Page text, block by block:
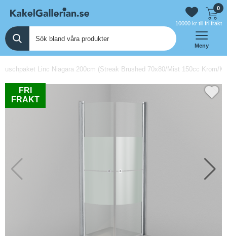
0
10000 kr till fri frakt
Meny
Linc Niagara 200cm (Streak Brushed 70x80/Mist 150cc Krom/
FRI
FRAKT